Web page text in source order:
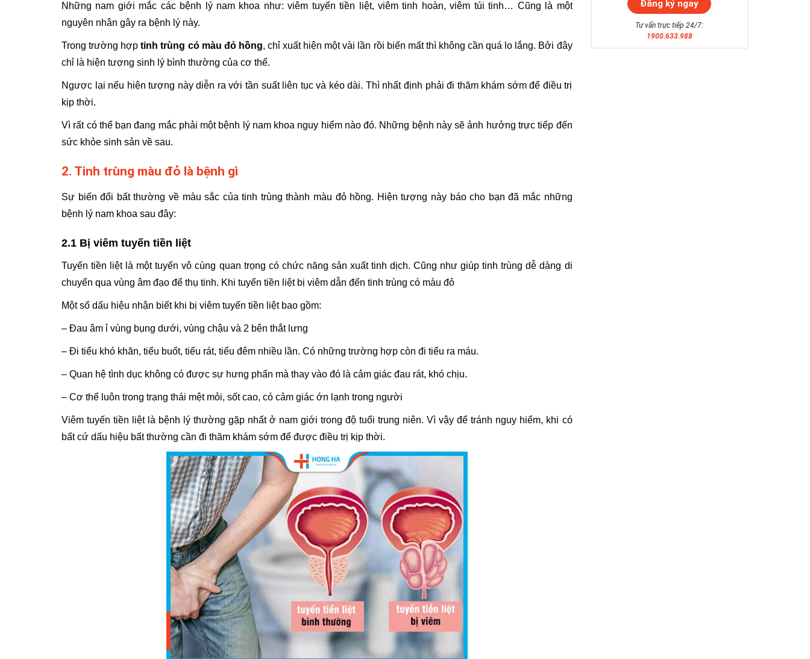
Những nam giới mắc các bệnh lý nam khoa như: viêm tuyến tiền liệt, viêm tinh hoàn, viêm túi tinh… Cũng là một
nguyên nhân gây ra bệnh lý này.
Trong trường hợptinh trùng có màu đỏ hồng, chỉ xuất hiện một vài lần rồi biến mất thì không cần quá lo lắng. Bởi đây
chỉ là hiện tượng sinh lý bình thường của cơ thể.
Ngược lại nếu hiện tượng này diễn ra với tần suất liên tục và kéo dài. Thì nhất định phải đi thăm khám sớm để điều trị
kịp thời.
Vì rất có thể bạn đang mắc phải một bệnh lý nam khoa nguy hiểm nào đó. Những bệnh này sẽ ảnh hưởng trực tiếp đến
sức khỏe sinh sản về sau.
2. Tinh trùng màu đỏ là bệnh gì
Sự biến đổi bất thường về màu sắc của tinh trùng thành màu đỏ hồng. Hiện tượng này báo cho bạn đã mắc những
bệnh lý nam khoa sau đây:
2.1 Bị viêm tuyến tiền liệt
Tuyến tiền liệt là một tuyến vô cùng quan trọng có chức năng sản xuất tinh dịch. Cũng như giúp tinh trùng dễ dàng di
chuyển qua vùng âm đạo để thụ tinh. Khi tuyến tiền liệt bị viêm dẫn đến tinh trùng có màu đỏ
Một số dấu hiệu nhận biết khi bị viêm tuyến tiền liệt bao gồm:
– Đau âm ỉ vùng bụng dưới, vùng chậu và 2 bên thắt lưng
– Đi tiểu khó khăn, tiểu buốt, tiểu rát, tiểu đêm nhiều lần. Có những trường hợp còn đi tiểu ra máu.
– Quan hệ tình dục không có được sự hưng phấn mà thay vào đó là cảm giác đau rát, khó chịu.
– Cơ thể luôn trong trạng thái mệt mỏi, sốt cao, có cảm giác ớn lạnh trong người
Viêm tuyến tiền liệt là bệnh lý thường gặp nhất ở nam giới trong độ tuổi trung niên. Vì vậy để tránh nguy hiểm, khi có
bất cứ dấu hiệu bất thường cần đi thăm khám sớm để được điều trị kịp thời.
Tư vấn trực tiếp 24/7:
1900.633.988